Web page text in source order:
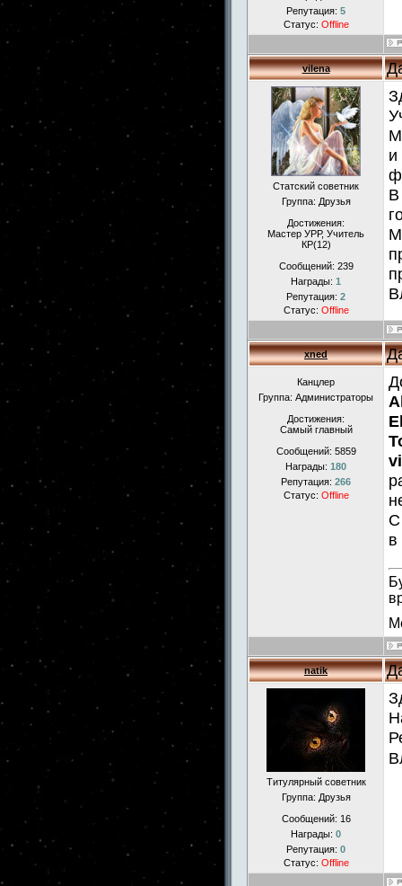
Репутация: 5
Статус: Offline
vilena
Статский советник
Группа: Друзья
Достижения:
Мастер УРР, Учитель
КР(12)
Сообщений: 239
Награды: 1
Репутация: 2
Статус: Offline
и
В
xned
Канцлер
Группа: Администраторы
Достижения:
Самый главный
Сообщений: 5859
Награды: 180
Репутация: 266
Статус: Offline
С
в
natik
Титулярный советник
Группа: Друзья
Сообщений: 16
Награды: 0
Репутация: 0
Статус: Offline